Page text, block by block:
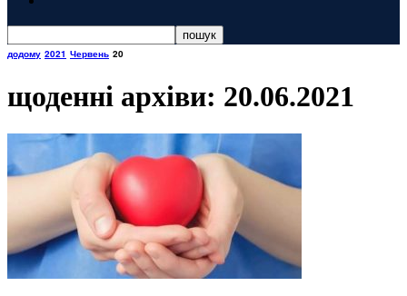
додому 2021 Червень 20
щоденні архіви: 20.06.2021